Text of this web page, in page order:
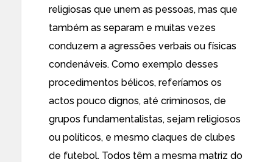
religiosas que unem as pessoas, mas que
também as separam e muitas vezes
conduzem a agressões verbais ou físicas
condenáveis. Como exemplo desses
procedimentos bélicos, referíamos os
actos pouco dignos, até criminosos, de
grupos fundamentalistas, sejam religiosos
ou políticos, e mesmo claques de clubes
de futebol. Todos têm a mesma matriz do